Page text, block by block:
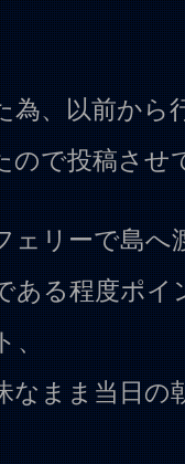
為、以前から
ので投稿させ
ェリーで島へ
ある程度ポ
、
なまま当日の